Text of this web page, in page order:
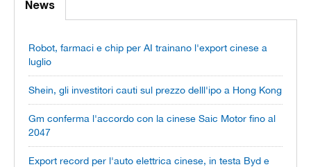
News
Robot, farmaci e chip per AI trainano l'export cinese a
luglio
Shein, gli investitori cauti sul prezzo delll'ipo a Hong Kong
Gm conferma l'accordo con la cinese Saic Motor fino al
2047
Export record per l'auto elettrica cinese, in testa Byd e